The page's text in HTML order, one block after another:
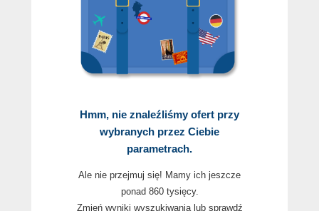
Hmm, nie znaleźliśmy ofert przy
wybranych przez Ciebie
parametrach.
Ale nie przejmuj się! Mamy ich jeszcze
ponad 860 tysięcy.
Zmień wyniki wyszukiwania lub sprawdź